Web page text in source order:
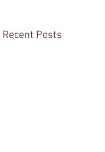
Recent Posts